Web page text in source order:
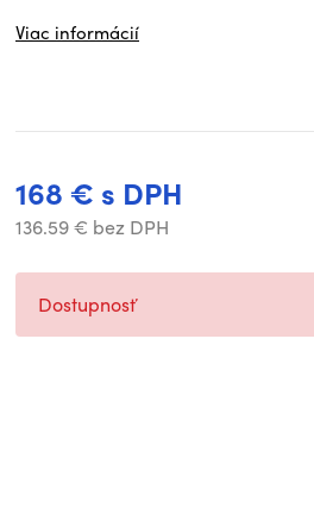
Viac informácií
168 € s DPH
136.59 € bez DPH
Dostupnosť